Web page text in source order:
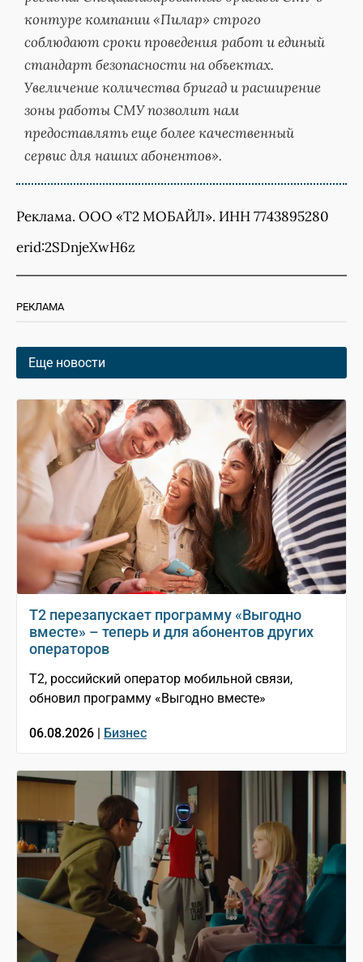
контуре компании «Пилар» строго
соблюдают сроки проведения работ и единый
стандарт безопасности на объектах.
Увеличение количества бригад и расширение
зоны работы СМУ позволит нам
предоставлять еще более качественный
сервис для наших абонентов».
Реклама. ООО «Т2 МОБАЙЛ». ИНН 7743895280
erid:2SDnjeXwH6z
РЕКЛАМА
Еще новости
Т2 перезапускает программу «Выгодно
вместе» – теперь и для абонентов других
операторов
T2, российский оператор мобильной связи,
обновил программу «Выгодно вместе»
06.08.2026 | Бизнес